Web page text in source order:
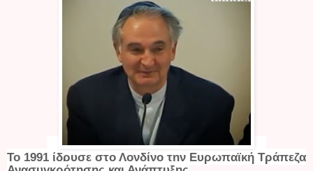
Το 1991 ίδρυσε στο Λονδίνο την Ευρωπαϊκή Τράπεζα